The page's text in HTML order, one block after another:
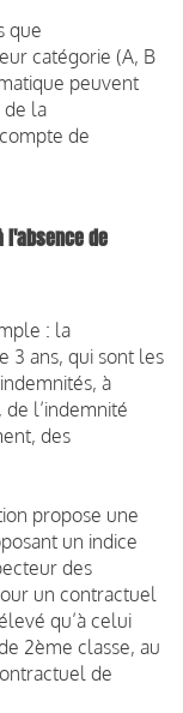
que
catégorie (A, B
peuvent
de la
de
l'absence de
: la
3 ans, qui sont les
à
l’indemnité
des
propose une
un indice
des
un contractuel
qu’à celui
2ème classe, au
de